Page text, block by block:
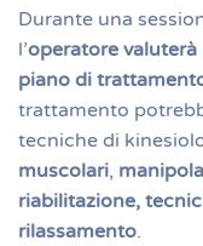
Durante una
l’operatore
piano di
trattamento
tecniche di
muscolari,
riabilitazione,
rilassamento.